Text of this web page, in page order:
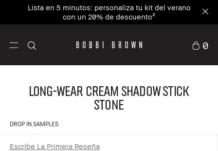
Lista en 5 minutos: personaliza tu kit del verano
con un 20% de descuento²
0
Long-Wear Cream Shadow Stick
Stone
DROP IN SAMPLES
Escribe La Primera Reseña